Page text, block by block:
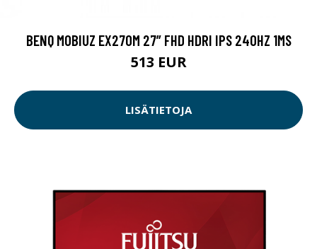
BENQ MOBIUZ EX270M 27” FHD HDRI IPS 240HZ 1MS
513 EUR
LISÄTIETOJA